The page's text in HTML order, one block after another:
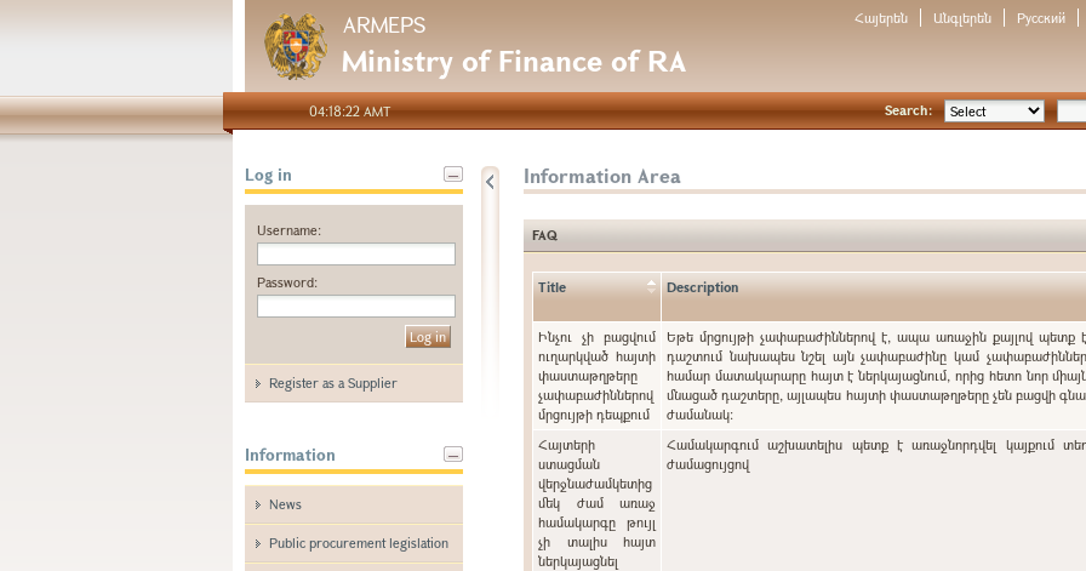
ARMEPS
Ministry of Finance of RA
Հայերեն Անգլերեն Русский
04:18:22 AMT Search:
Log in
Username:
Password:
Register as a Supplier
Information
News
Public procurement legislation
Information Area
FAQ
Title Description
Ինչու չի բացվում
ուղարկված հայտի
փաստաթղթերը
չափաբաժիններով
մրցույթի դեպքում
Եթե մրցույթի չափաբաժիններով է, ապա առաջին քայլով պետք
դաշտում նախապես նշել այն չափաբաժինը կամ
համար մատակարարը հայտ է ներկայացնում, որից հետո նոր միայն
մնացած դաշտերը, այլապես հայտի փաստաթղթերը չեն բացվի
ժամանակ:
Հայտերի
ստացման
վերջնաժամկետից
մեկ ժամ առաջ
համակարգը թույլ
չի տալիս հայտ
ներկայացնել
Համակարգում աշխատելիս պետք է առաջնորդվել կայքում
ժամացույցով